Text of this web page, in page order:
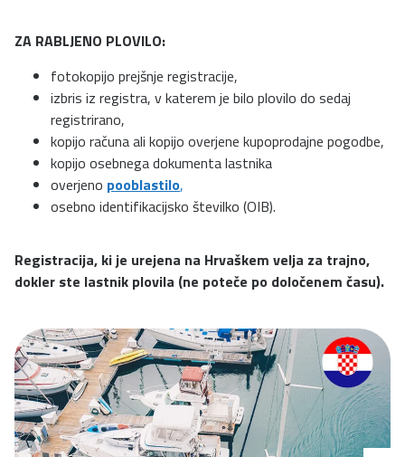
ZA RABLJENO PLOVILO:
fotokopijo prejšnje registracije,
izbris iz registra, v katerem je bilo plovilo do sedaj
registrirano,
kopijo računa ali kopijo overjene kupoprodajne pogodbe,
kopijo osebnega dokumenta lastnika
overjeno pooblastilo,
osebno identifikacijsko številko (OIB).
Registracija, ki je urejena na Hrvaškem velja za trajno,
dokler ste lastnik plovila (ne poteče po določenem času).